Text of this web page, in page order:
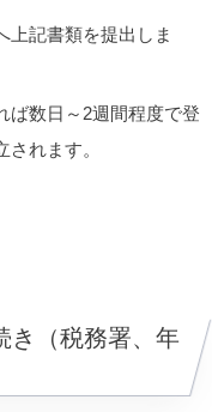
上記書類を提出しま
ば数日～2週間程度で登
れます。
き（税務署、年